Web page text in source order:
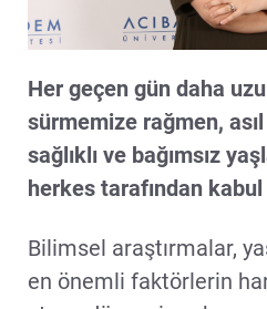
Her geçen gün daha
sürmemize rağmen,
sağlıklı ve bağımsız
herkes tarafından
Bilimsel araştırmalar,
en önemli faktörlerin